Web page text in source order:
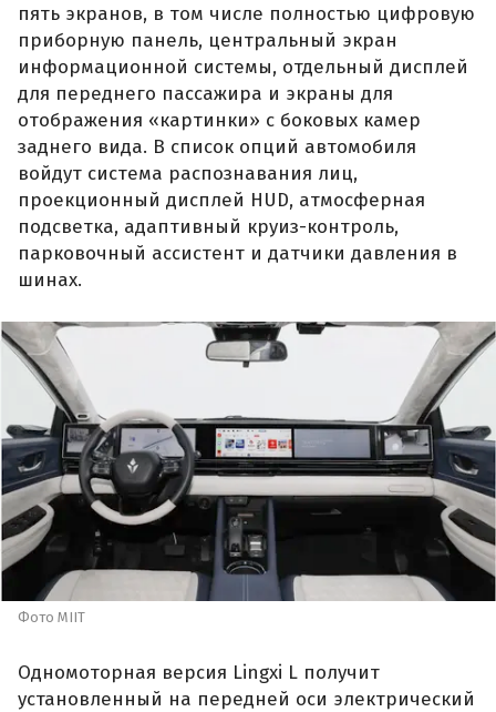
пять экранов, в том числе полностью цифровую
приборную панель, центральный экран
информационной системы, отдельный дисплей
для переднего пассажира и экраны для
отображения «картинки» с боковых камер
заднего вида. В список опций автомобиля
войдут система распознавания лиц,
проекционный дисплей HUD, атмосферная
подсветка, адаптивный круиз-контроль,
парковочный ассистент и датчики давления в
шинах.
Фото MIIT
Одномоторная версия Lingxi L получит
установленный на передней оси электрический